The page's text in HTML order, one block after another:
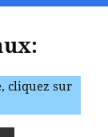
cliquez sur